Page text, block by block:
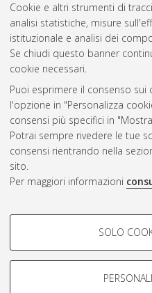
Cookie e altri strumenti di
analisi statistiche, misure
istituzionale e analisi dei
Se chiudi questo banner
cookie necessari.
Puoi esprimere il consenso
l'opzione in "Personalizza
consensi più specifici in
Potrai sempre rivedere le tue
consensi rientrando nella
sito.
Per maggiori informazioni
COOKIE DI
Si tratta di cookie utilizzati
navigazione degli utenti, creare
SOLO
Gestione
Atom
Rss 1.0
Rss 2.0
ISSN: 2038-7946
Impostazioni Cookie
Informativa sulla privacy
Condizioni d’uso del sito